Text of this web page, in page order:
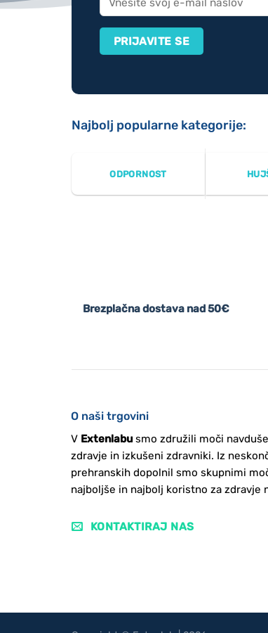
Najbolj popularne kategorije:
ODPORNOST
Brezplačna dostava nad 50€
O naši trgovini
V Extenlabusmo združili moči
zdravje in izkušeni zdravniki. Iz
prehranskih dopolnil smo skupnimi
najboljše in najbolj koristno za zdravje
KONTAKTIRAJ NAS